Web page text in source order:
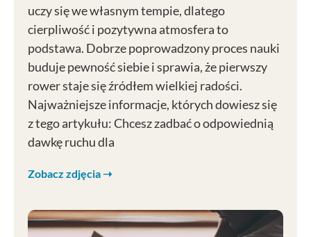
uczy się we własnym tempie, dlatego
cierpliwość i pozytywna atmosfera to
podstawa. Dobrze poprowadzony proces nauki
buduje pewność siebie i sprawia, że pierwszy
rower staje się źródłem wielkiej radości.
Najważniejsze informacje, których dowiesz się
z tego artykułu: Chcesz zadbać o odpowiednią
dawkę ruchu dla
Zobacz zdjęcia ➝